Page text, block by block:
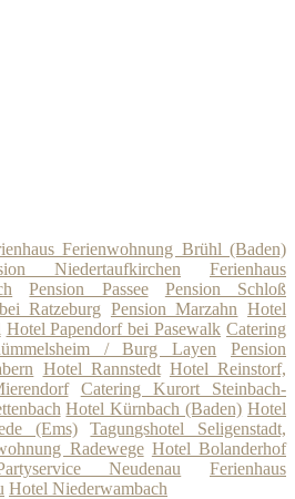
Ferienwohnung Brühl (Baden)
Niedertaufkirchen
Ferienhaus
Pension Passee
Pension Schloß
Ratzeburg Pension Marzahn Hotel
Hotel Papendorf bei Pasewalk Catering
/ Burg Layen
Pension
Hotel Rannstedt Hotel Reinstorf,
Catering Kurort Steinbach-
Hotel Kürnbach (Baden) Hotel
(Ems)
Tagungshotel Seligenstadt,
Radewege Hotel Bolanderhof
Neudenau
Ferienhaus
Hotel Niederwambach